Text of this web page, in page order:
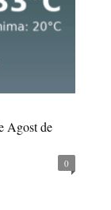
Agost de
0